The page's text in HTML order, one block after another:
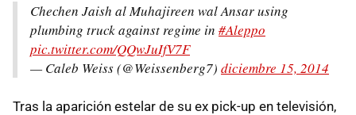
Chechen Jaish al Muhajireen wal Ansar using
plumbing truck against regime in #Aleppo
pic.twitter.com/QQwJuIfV7F
— Caleb Weiss (@Weissenberg7) diciembre 15, 2014
Tras la aparición estelar de su ex pick-up en televisión,